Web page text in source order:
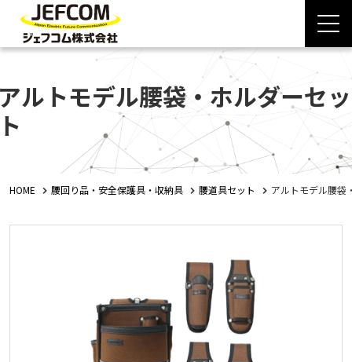
ルトモデル腰袋・ホルダーセッ
HOME 腰回り品・安全保護具・収納具 腰道具セット アルトモデル腰袋